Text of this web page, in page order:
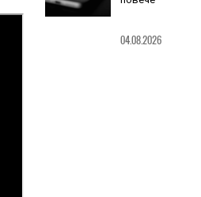
04.08.2026